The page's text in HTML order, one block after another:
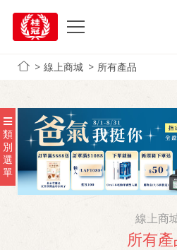
線上商城 所有產品
類
別
選
單
線上商
所有